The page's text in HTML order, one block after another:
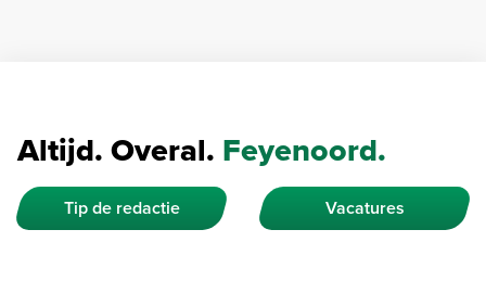
Altijd. Overal. Feyenoord.
Tip de redactie Vacatures